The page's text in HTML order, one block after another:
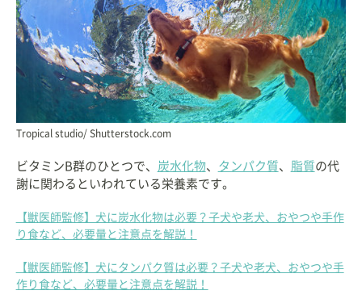
Tropical studio/ Shutterstock.com
ビタミンB群のひとつで、 炭水化物、 タンパク質、 脂質の代
謝に関わるといわれている栄養素です。
【獣医師監修】犬に炭水化物は必要？子犬や老犬、おやつや手作
り食など、必要量と注意点を解説！
【獣医師監修】犬にタンパク質は必要？子犬や老犬、おやつや手
作り食など、必要量と注意点を解説！